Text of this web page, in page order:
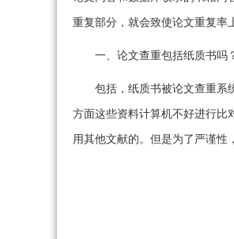
重复部分，就会致使论文重复率
一、论文查重包括纸质书吗
包括，纸质书被论文查重系
方面这些资料计算机不好进行比
用其他文献的。但是为了严谨性